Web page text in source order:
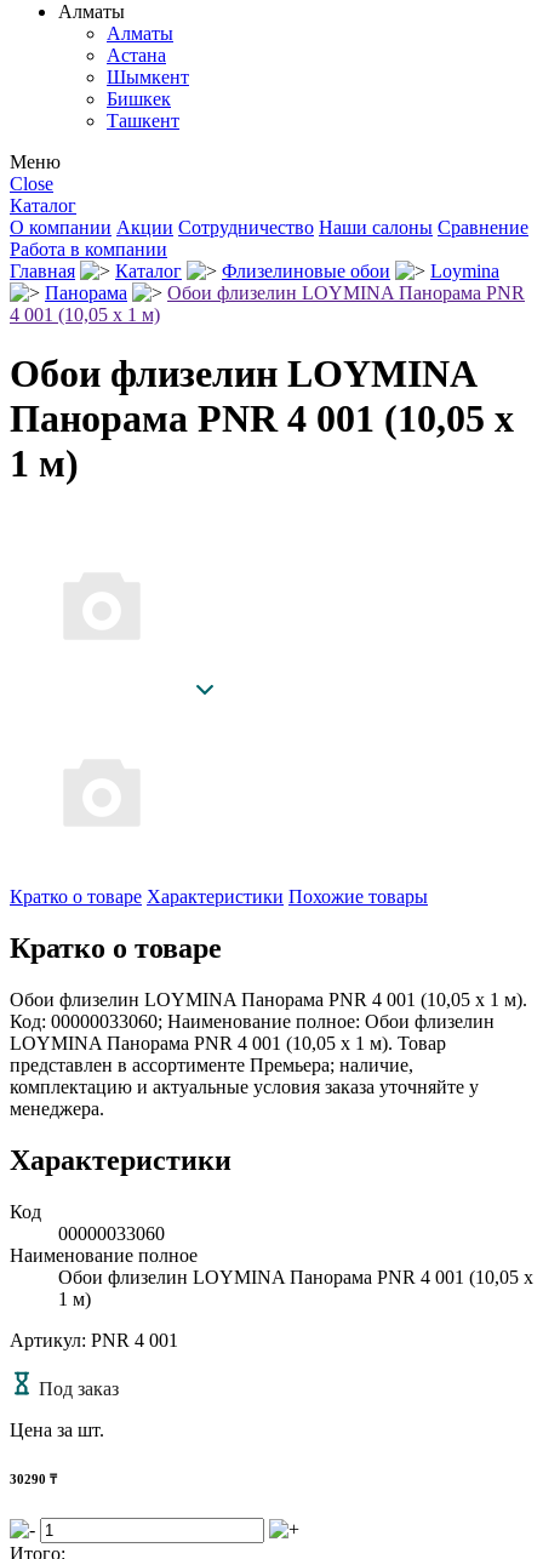
Алматы
Алматы
Астана
Шымкент
Бишкек
Ташкент
Меню
Close
Каталог
О компании Акции Сотрудничество Наши салоны Сравнение
Работа в компании
Главная
Каталог Флизелиновые обои
Loymina
Панорама
Обои флизелин LOYMINA Панорама PNR
4 001 (10,05 х 1 м)
Обои флизелин LOYMINA
Панорама PNR 4 001 (10,05 х
1 м)
Кратко о товаре Характеристики Похожие товары
Кратко о товаре
Обои флизелин LOYMINA Панорама PNR 4 001 (10,05 х 1 м).
Код: 00000033060; Наименование полное: Обои флизелин
LOYMINA Панорама PNR 4 001 (10,05 х 1 м). Товар
представлен в ассортименте Премьера; наличие,
комплектацию и актуальные условия заказа уточняйте у
менеджера.
Характеристики
Код
00000033060
Наименование полное
Обои флизелин LOYMINA Панорама PNR 4 001 (10,05 х
1 м)
Артикул: PNR 4 001
Под заказ
Цена за шт.
30290 ₸
Итого: